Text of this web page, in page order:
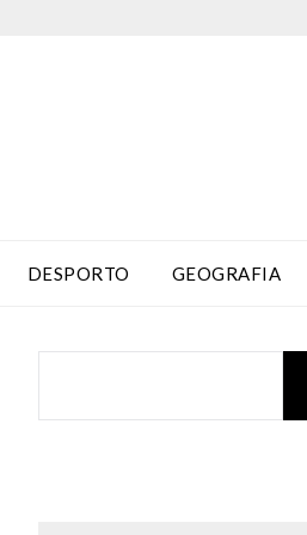
DESPORTO GEOGRAFIA